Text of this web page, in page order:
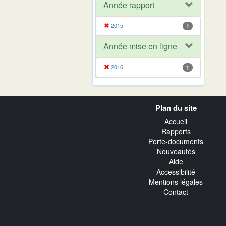
Année rapport
2015 1
Année mise en ligne
2016 1
Plan du site
Accueil
Rapports
Porte-documents
Nouveautés
Aide
Accessibilité
Mentions légales
Contact